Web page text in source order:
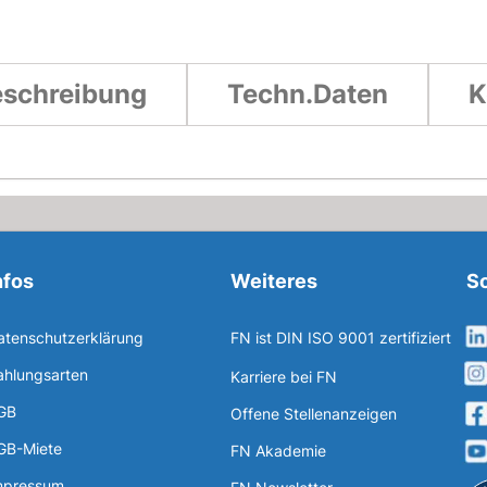
Techn.Daten
Miete
Weiteres
FN ist DIN ISO 9001 zertifiziert
Karriere bei FN
Offene Stellenanzeigen
FN Akademie